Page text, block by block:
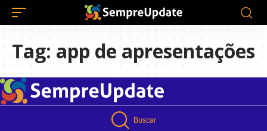
Tag: app de apresentações
Buscar